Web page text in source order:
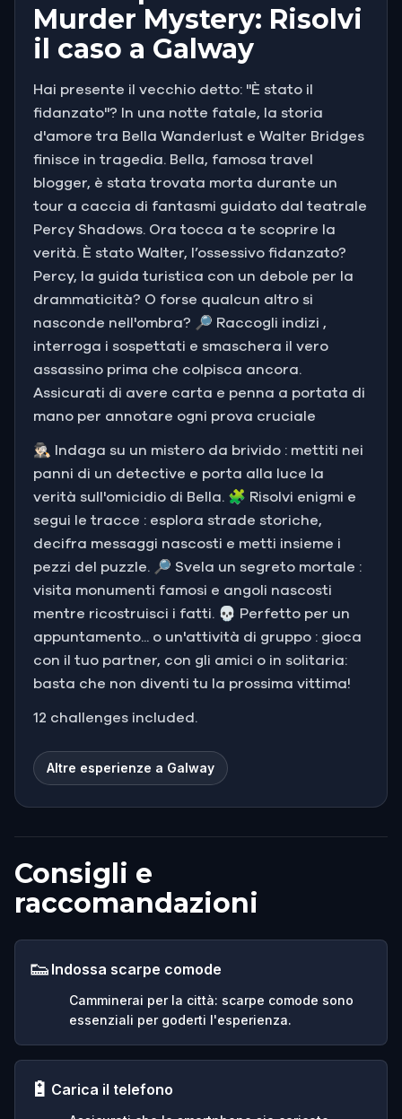
Murder Mystery: Risolvi
il caso a Galway
Hai presente il vecchio detto: "È stato il
fidanzato"? In una notte fatale, la storia
d'amore tra Bella Wanderlust e Walter Bridges
finisce in tragedia. Bella, famosa travel
blogger, è stata trovata morta durante un
tour a caccia di fantasmi guidato dal teatrale
Percy Shadows. Ora tocca a te scoprire la
verità. È stato Walter, l’ossessivo fidanzato?
Percy, la guida turistica con un debole per la
drammaticità? O forse qualcun altro si
nasconde nell'ombra? 🔎 Raccogli indizi ,
interroga i sospettati e smaschera il vero
assassino prima che colpisca ancora.
Assicurati di avere carta e penna a portata di
mano per annotare ogni prova cruciale
🕵🏻‍♂️ Indaga su un mistero da brivido : mettiti nei
panni di un detective e porta alla luce la
verità sull'omicidio di Bella. 🧩 Risolvi enigmi e
segui le tracce : esplora strade storiche,
decifra messaggi nascosti e metti insieme i
pezzi del puzzle. 🔎 Svela un segreto mortale :
visita monumenti famosi e angoli nascosti
mentre ricostruisci i fatti. 💀 Perfetto per un
appuntamento... o un'attività di gruppo : gioca
con il tuo partner, con gli amici o in solitaria:
basta che non diventi tu la prossima vittima!
12 challenges included.
Altre esperienze a Galway
Consigli e
raccomandazioni
👟 Indossa scarpe comode
Camminerai per la città: scarpe comode sono
essenziali per goderti l'esperienza.
🔋 Carica il telefono